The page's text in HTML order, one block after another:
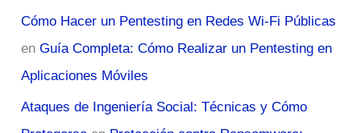
Cómo Hacer un Pentesting en Redes Wi-Fi Públicas
enGuía Completa: Cómo Realizar un Pentesting en
Aplicaciones Móviles
Ataques de Ingeniería Social: Técnicas y Cómo